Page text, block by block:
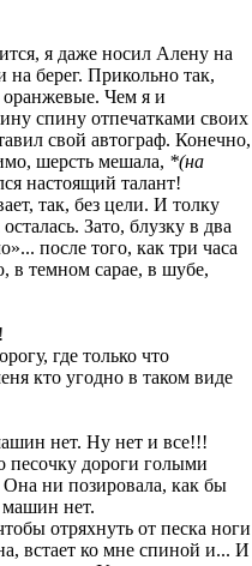
я даже носил Алену на
на берег. Прикольно так,
оранжевые. Чем я и
спину отпечатками своих
свой автограф. Конечно,
шерсть мешала, *(на
настоящий талант!
так, без цели. И толку
Зато, блузку в два
после того, как три часа
в темном сарае, в шубе,
где только что
кто угодно в таком виде
нет. Ну нет и все!!!
дороги голыми
Она ни позировала, как бы
машин нет.
отряхнуть от песка ноги
встает ко мне спиной и... И